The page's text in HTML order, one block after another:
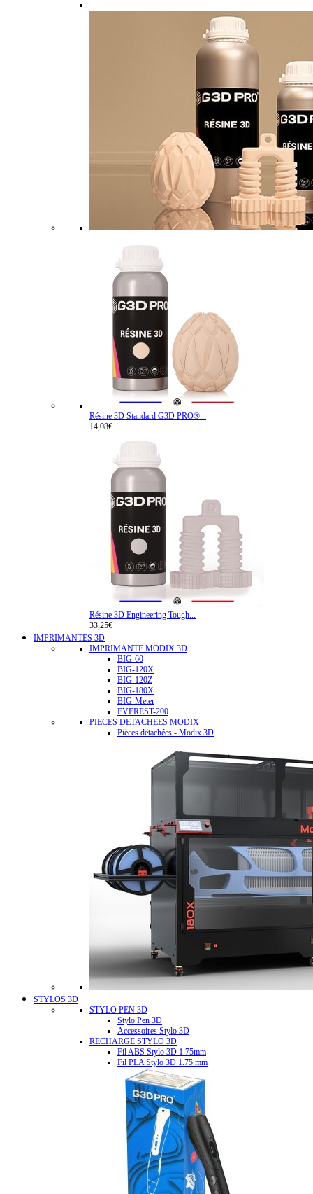
Résine 3D Standard G3D PRO®...
14,08€
Résine 3D Engineering Tough...
33,25€
IMPRIMANTES 3D
IMPRIMANTE MODIX 3D
BIG-60
BIG-120X
BIG-120Z
BIG-180X
BIG-Meter
EVEREST-200
PIECES DETACHEES MODIX
Pièces détachées - Modix 3D
STYLOS 3D
STYLO PEN 3D
Stylo Pen 3D
Accessoires Stylo 3D
RECHARGE STYLO 3D
Fil ABS Stylo 3D 1.75mm
Fil PLA Stylo 3D 1.75 mm